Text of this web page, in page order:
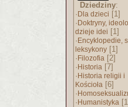
Dziedziny:
· Dla dzieci [1]
· Doktryny,
dzieje idei [1]
· Encyklopedie,
leksykony [1]
· Filozofia [2]
· Historia [7]
· Historia religii i
Kościoła [6]
·
· Humanistyka